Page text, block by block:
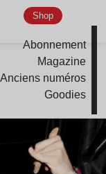
Shop
Abonnement
Magazine
Anciens numéros
Goodies